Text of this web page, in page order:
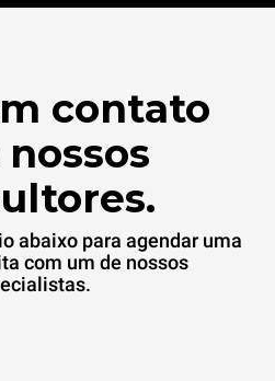
contato
abaixo para agendar uma
com um de nossos